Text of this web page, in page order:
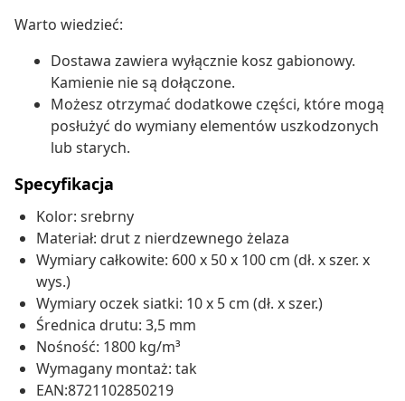
Warto wiedzieć:
Dostawa zawiera wyłącznie kosz gabionowy.
Kamienie nie są dołączone.
Możesz otrzymać dodatkowe części, które mogą
posłużyć do wymiany elementów uszkodzonych
lub starych.
Specyfikacja
Kolor: srebrny
Materiał: drut z nierdzewnego żelaza
Wymiary całkowite: 600 x 50 x 100 cm (dł. x szer. x
wys.)
Wymiary oczek siatki: 10 x 5 cm (dł. x szer.)
Średnica drutu: 3,5 mm
Nośność: 1800 kg/m³
Wymagany montaż: tak
EAN:8721102850219